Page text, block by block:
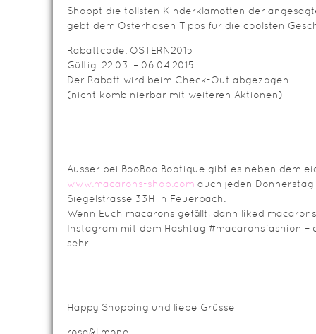
Shoppt die tollsten Kinderklamotten der
gebt dem Osterhasen Tipps für die coolsten
Rabattcode: OSTERN2015
Gültig: 22.03. – 06.04.2015
Der Rabatt wird beim Check-Out abgezogen.
(nicht kombinierbar mit weiteren Aktionen)
Ausser bei BooBoo Bootique gibt es neben dem
www.macarons-shop.com auch jeden
Siegelstrasse 33H in Feuerbach.
Wenn Euch macarons gefällt, dann liked
Instagram mit dem Hashtag #macaronsfashion
sehr!
Happy Shopping und liebe Grüsse!